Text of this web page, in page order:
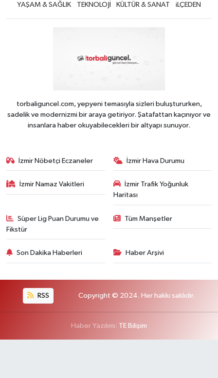
YAŞAM & SAĞLIK
TEKNOLOJİ KÜLTÜR & SANAT iLÇEDEN
torbaliguncel.com, yepyeni temasıyla sizleri buluştururken,
sadelik ve modernizmi bir araya getiriyor. Şatafattan kaçınıyor ve
insanlara haber okuyabilecekleri bir altyapı sunuyor.
İzmir Nöbetçi Eczaneler İzmir Hava Durumu
İzmir Namaz Vakitleri
İzmir Trafik Yoğunluk
Haritası
Süper Lig Puan Durumu ve
Fikstür
Tüm Manşetler
Son Dakika Haberleri Haber Arşivi
RSS Copyright © 2024. Her hakkı saklıdır.
Haber Yazılımı: TE Bilişim